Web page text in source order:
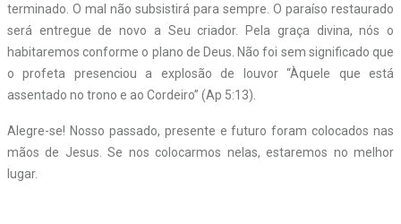
terminado. O mal não subsistirá para sempre. O paraíso restaurado
será entregue de novo a Seu criador. Pela graça divina, nós o
habitaremos conforme o plano de Deus. Não foi sem significado que
o profeta presenciou a explosão de louvor “Àquele que está
assentado no trono e ao Cordeiro” (Ap 5:13).
Alegre-se! Nosso passado, presente e futuro foram colocados nas
mãos de Jesus. Se nos colocarmos nelas, estaremos no melhor
lugar.